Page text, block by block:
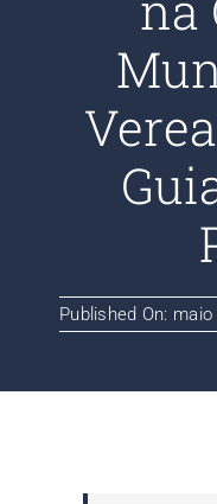
Published On: